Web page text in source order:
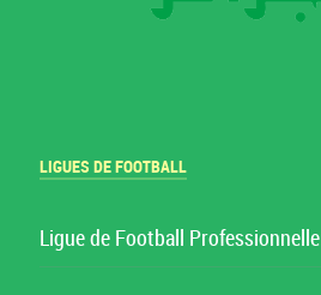
LIGUES DE FOOTBALL
Ligue de Football Professionnelle